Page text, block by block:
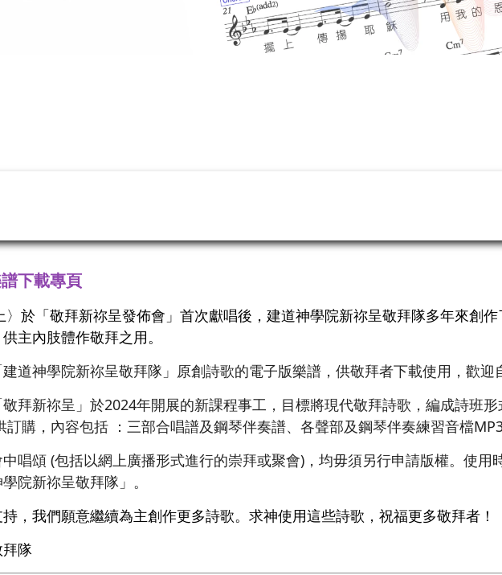
譜下載專頁
〉於「敬拜新祢呈發佈會」首次獻唱後，建道神學院新祢呈敬拜隊多年來創
主內肢體作敬拜之用。
道神學院新祢呈敬拜隊」原創詩歌的電子版樂譜，供敬拜者下載使用，歡
敬拜新祢呈」於2024年開展的新課程事工，目標將現代敬拜詩歌，編成詩班
訂購，內容包括 ：三部合唱譜及鋼琴伴奏譜、各聲部及鋼琴伴奏練習音檔
唱頌 (包括以網上廣播形式進行的崇拜或聚會)，均毋須另行申請版權。使
院新祢呈敬拜隊」。
，我們願意繼續為主創作更多詩歌。求神使用這些詩歌，祝福更多敬拜者！
隊